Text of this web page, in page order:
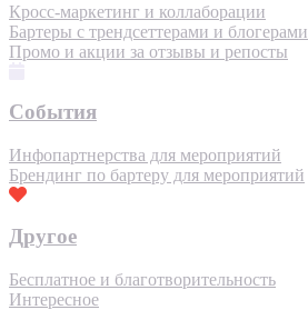
Кросс-маркетинг и коллаборации
Бартеры с трендсеттерами и блогерами
Промо и акции за отзывы и репосты
События
Инфопартнерства для мероприятий
Брендинг по бартеру для мероприятий
Другое
Бесплатное и благотворительность
Интересное